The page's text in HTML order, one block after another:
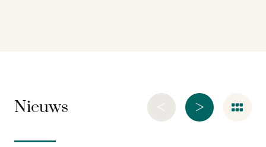
Nieuws >
<